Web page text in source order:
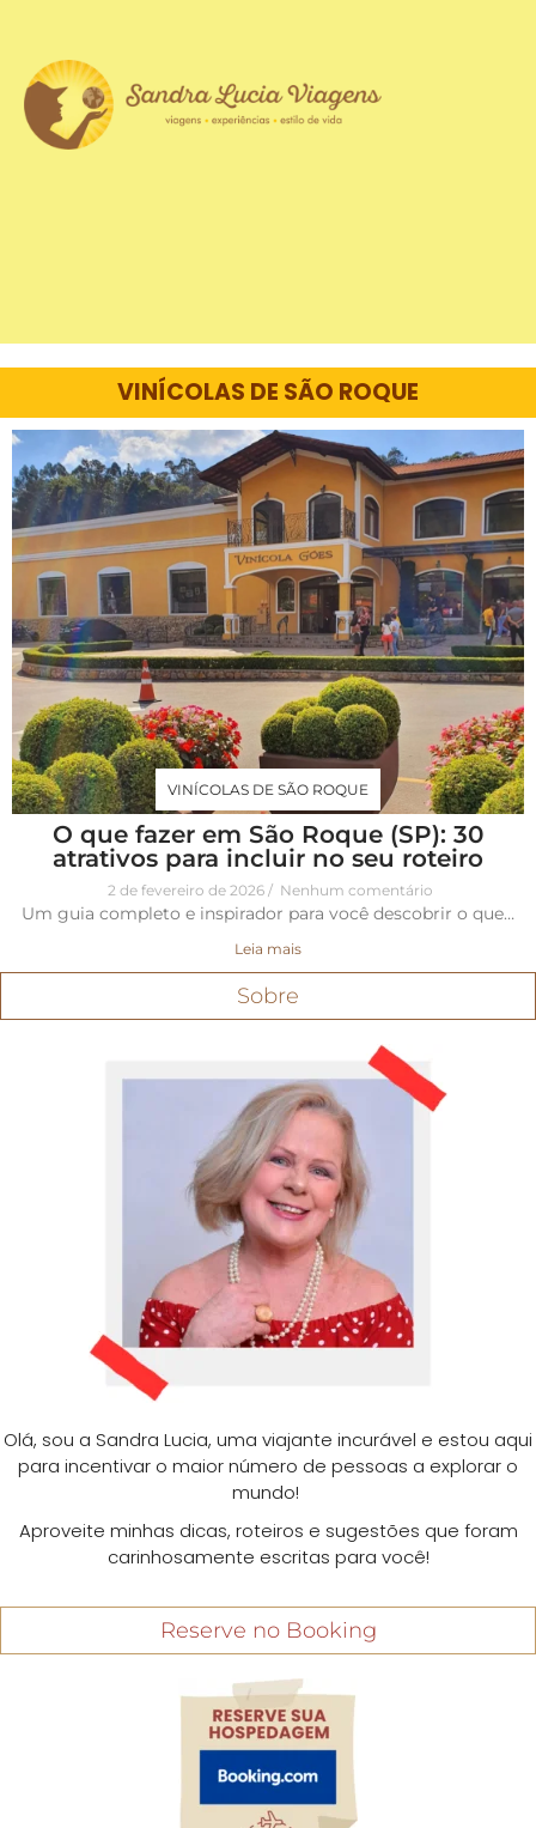
VINÍCOLAS DE SÃO ROQUE
VINÍCOLAS DE SÃO ROQUE
O que fazer em São Roque (SP): 30
atrativos para incluir no seu roteiro
2 de fevereiro de 2026 Nenhum comentário
Um guia completo e inspirador para você descobrir o que…
Leia mais
Sobre
Olá, sou a Sandra Lucia, uma viajante incurável e estou aqui
para incentivar o maior número de pessoas a explorar o
mundo!
Aproveite minhas dicas, roteiros e sugestões que foram
carinhosamente escritas para você!
Reserve no Booking